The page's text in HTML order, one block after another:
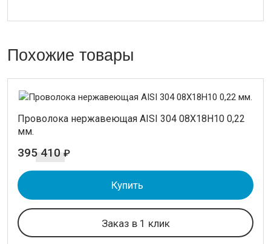
Похожие товары
Проволока нержавеющая AISI 304 08Х18Н10 0,22
мм.
395 410 ₽
Купить
Заказ в 1 клик